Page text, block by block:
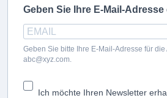
Geben Sie Ihre E-Mail-Adresse
Geben Sie bitte Ihre E-Mail-Adresse für die
abc@xyz.com.
Ich möchte Ihren Newsletter